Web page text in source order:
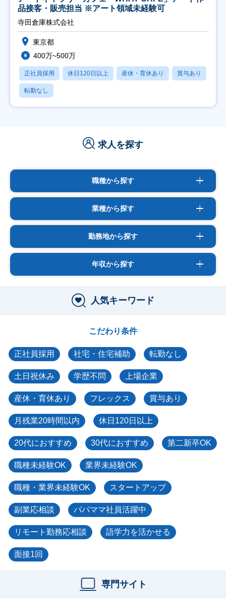
品接客・販売担当 ※アート領域未経験可
寺田倉庫株式会社
東京都
400万~500万
正社員採用 休日120日以上 産休・育休あり 賞与あり
転勤なし
求人を探す
職種から探す
業種から探す
勤務地から探す
年収から探す
人気キーワード
こだわり条件
正社員採用 社宅・住宅補助 転勤なし
土日祝休み 学歴不問 上場企業
産休・育休あり フレックス 賞与あり
月残業20時間以内 休日120日以上
20代におすすめ 30代におすすめ 第二新卒OK
職種未経験OK 業界未経験OK
職種・業界未経験OK スタートアップ
副業応相談 パパママ社員活躍中
リモート勤務応相談 語学力を活かせる
面接1回
専門サイト